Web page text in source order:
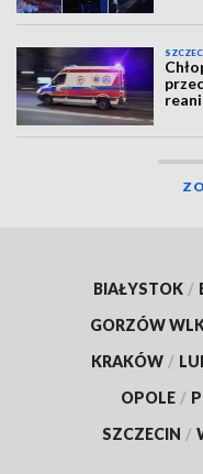
BIAŁYSTOK /
GORZÓW
KRAKÓW /
OPOLE /
SZCZECIN /